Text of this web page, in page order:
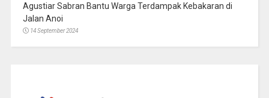
Agustiar Sabran Bantu Warga Terdampak Kebakaran di
Jalan Anoi
14 September 2024